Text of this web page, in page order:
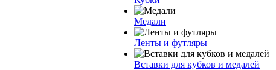
Медали
Ленты и футляры
Вставки для кубков и медалей